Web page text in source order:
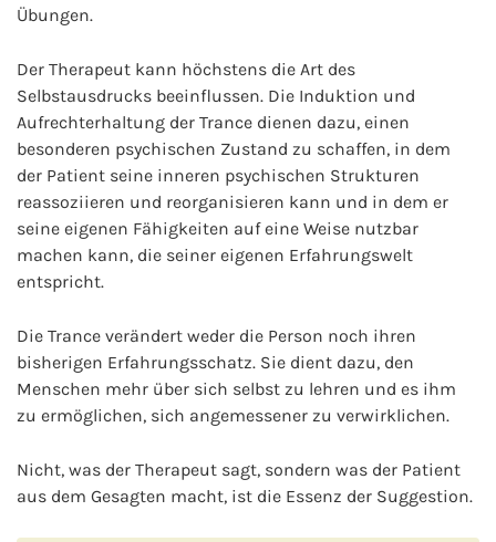
Übungen.
Der Therapeut kann höchstens die Art des
Selbstausdrucks beeinflussen. Die Induktion und
Aufrechterhaltung der Trance dienen dazu, einen
besonderen psychischen Zustand zu schaffen, in dem
der Patient seine inneren psychischen Strukturen
reassoziieren und reorganisieren kann und in dem er
seine eigenen Fähigkeiten auf eine Weise nutzbar
machen kann, die seiner eigenen Erfahrungswelt
entspricht.
Die Trance verändert weder die Person noch ihren
bisherigen Erfahrungsschatz. Sie dient dazu, den
Menschen mehr über sich selbst zu lehren und es ihm
zu ermöglichen, sich angemessener zu verwirklichen.
Nicht, was der Therapeut sagt, sondern was der Patient
aus dem Gesagten macht, ist die Essenz der Suggestion.